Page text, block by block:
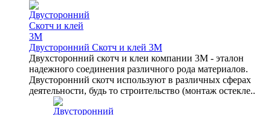
Двусторонний Скотч и клей 3М
Двухсторонний скотч и клеи компании 3M - эталон
надежного соединения различного рода материалов.
Двусторонний скотч используют в различных сферах
деятельности, будь то строительство (монтаж остекле..